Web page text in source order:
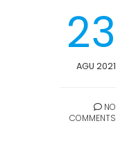
23
AGU 2021
NO
COMMENTS